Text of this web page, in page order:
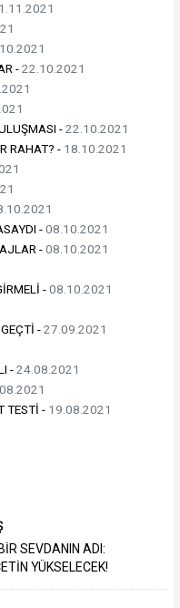
-22.10.2021
-22.10.2021
RAHAT? - 18.10.2021
-08.10.2021
-08.10.2021
-08.10.2021
-27.09.2021
-24.08.2021
TESTİ - 19.08.2021
SEVDANIN ADI:
YÜKSELECEK!